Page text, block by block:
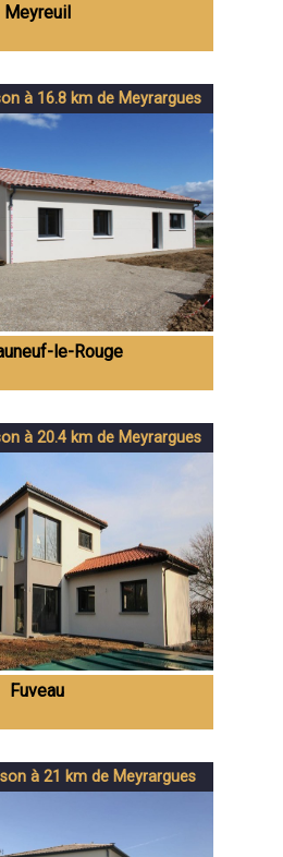
Meyreuil
à 16.8 km de Meyrargues
le-Rouge
à 20.4 km de Meyrargues
Fuveau
à 21 km de Meyrargues